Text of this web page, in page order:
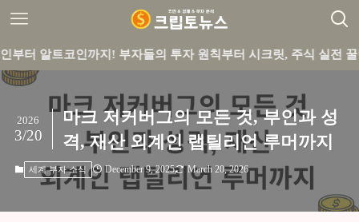
인까지! 부자들의 투자 원칙부터 시크릿, 주식 실전 꿀팁까지 큐
마크 저커버그의 모든 것, 부인과 성
격, 재산 외계인 랩틸리언 루머까지
2026
3/20
세계 부자 소식 December 9, 2025 March 20, 2026